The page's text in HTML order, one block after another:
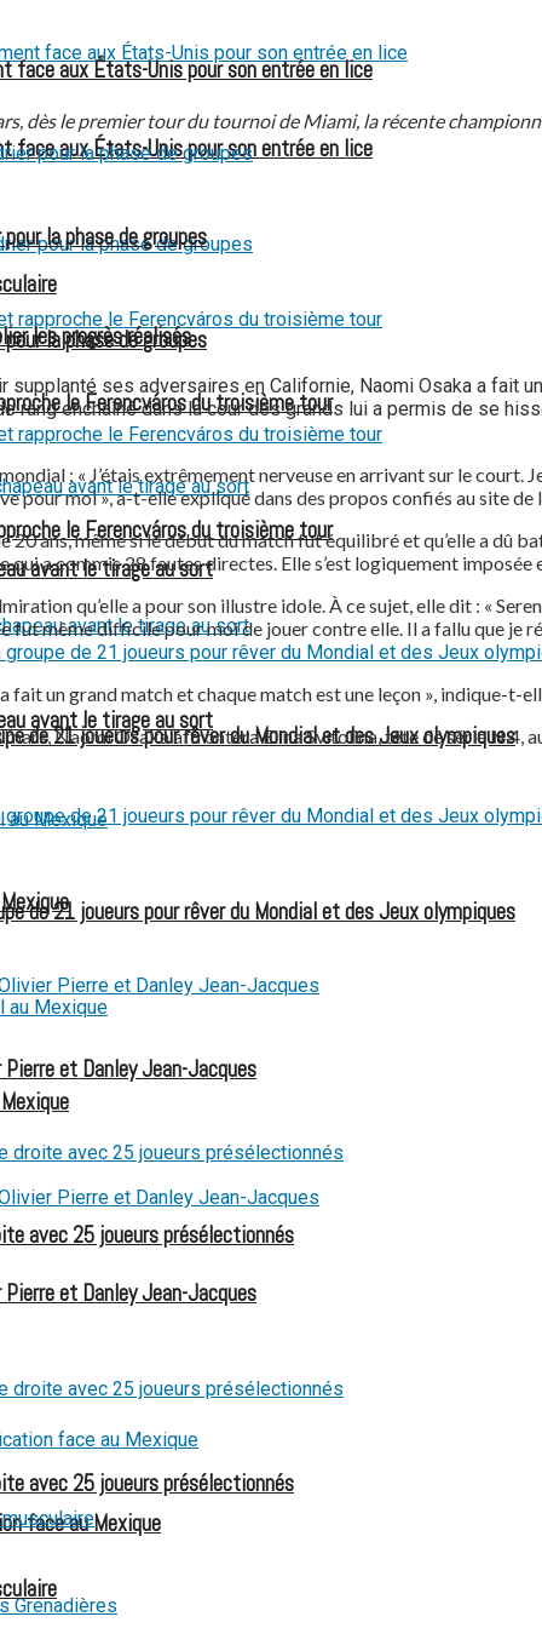
face aux États-Unis pour son entrée en lice
la phase de groupes
le Ferencváros du troisième tour
avant le tirage au sort
de 21 joueurs pour rêver du Mondial et des Jeux olympiques
Pierre et Danley Jean-Jacques
avec 25 joueurs présélectionnés
face aux États-Unis pour son entrée en lice
la phase de groupes
le Ferencváros du troisième tour
avant le tirage au sort
de 21 joueurs pour rêver du Mondial et des Jeux olympiques
Pierre et Danley Jean-Jacques
avec 25 joueurs présélectionnés
face au Mexique
dès le premier tour du tournoi de Miami, la récente
les progrès réalisés
ses adversaires en Californie, Naomi Osaka a fait
rang enchaîné dans la cour des grands lui a permis de se
: « J’étais extrêmement nerveuse en arrivant sur le court.
pour moi », a-t-elle expliqué dans des propos confiés au site de
20 ans, même si le début du match fut équilibré et qu’elle a dû
a commis 28 fautes directes. Elle s’est logiquement imposée
qu’elle a pour son illustre idole. À ce sujet, elle dit : «
fut même difficile pour moi de jouer contre elle. Il a fallu que je
un grand match et chaque match est une leçon », indique-t-
Naomi Osaka affrontera Elina Svitolina, tête de série N.4,